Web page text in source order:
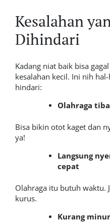
Kesalahan
Dihindari
Kadang niat baik bisa
kesalahan kecil. Ini nih
hindari:
Olahraga
Bisa bikin otot kaget dan
ya!
Langsung
cepat
Olahraga itu butuh waktu.
kurus.
Kurang